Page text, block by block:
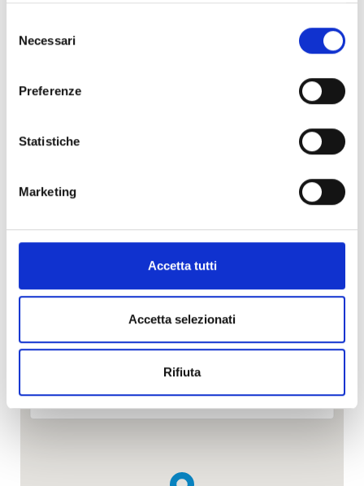
delNecessari
Preferenze
Statistiche
Marketing
Accetta tutti
Accetta selezionati
Rifiuta
Email
segreteria@golfclubmadesimo.com
OK